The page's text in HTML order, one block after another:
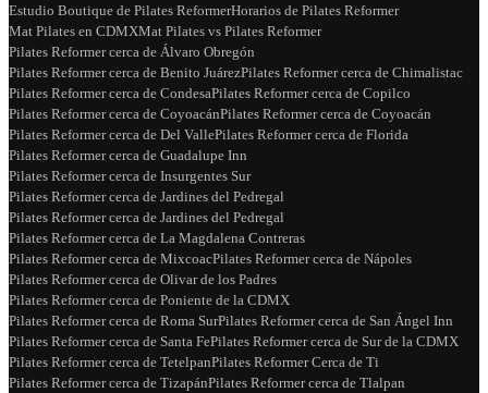
Estudio Boutique de Pilates ReformerHorarios de Pilates Reformer
Mat Pilates en CDMXMat Pilates vs Pilates Reformer
Pilates Reformer cerca de Álvaro Obregón
Pilates Reformer cerca de Benito JuárezPilates Reformer cerca de Chimalistac
Pilates Reformer cerca de CondesaPilates Reformer cerca de Copilco
Pilates Reformer cerca de CoyoacánPilates Reformer cerca de Coyoacán
Pilates Reformer cerca de Del VallePilates Reformer cerca de Florida
Pilates Reformer cerca de Guadalupe Inn
Pilates Reformer cerca de Insurgentes Sur
Pilates Reformer cerca de Jardines del Pedregal
Pilates Reformer cerca de Jardines del Pedregal
Pilates Reformer cerca de La Magdalena Contreras
Pilates Reformer cerca de MixcoacPilates Reformer cerca de Nápoles
Pilates Reformer cerca de Olivar de los Padres
Pilates Reformer cerca de Poniente de la CDMX
Pilates Reformer cerca de Roma SurPilates Reformer cerca de San Ángel Inn
Pilates Reformer cerca de Santa FePilates Reformer cerca de Sur de la CDMX
Pilates Reformer cerca de TetelpanPilates Reformer Cerca de Ti
Pilates Reformer cerca de TizapánPilates Reformer cerca de Tlalpan